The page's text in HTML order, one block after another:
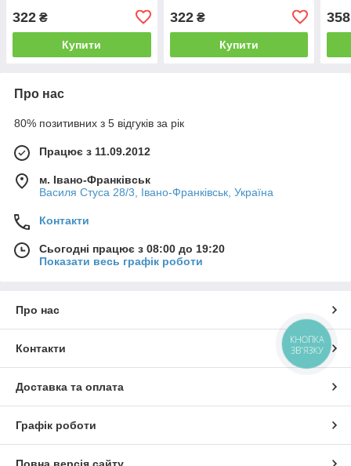
322 ₴
Купити
322₴
Купити
358
Про нас
80% позитивних з 5 відгуків за рік
Працює з 11.09.2012
м. Івано-Франківськ
Василя Стуса 28/3, Івано-Франківськ, Україна
Контакти
Сьогодні працює з 08:00 до 19:20
Показати весь графік роботи
Про нас
Контакти
Доставка та оплата
Графік роботи
Повна версія сайту
КНОПКА
ЗВ'ЯЗКУ